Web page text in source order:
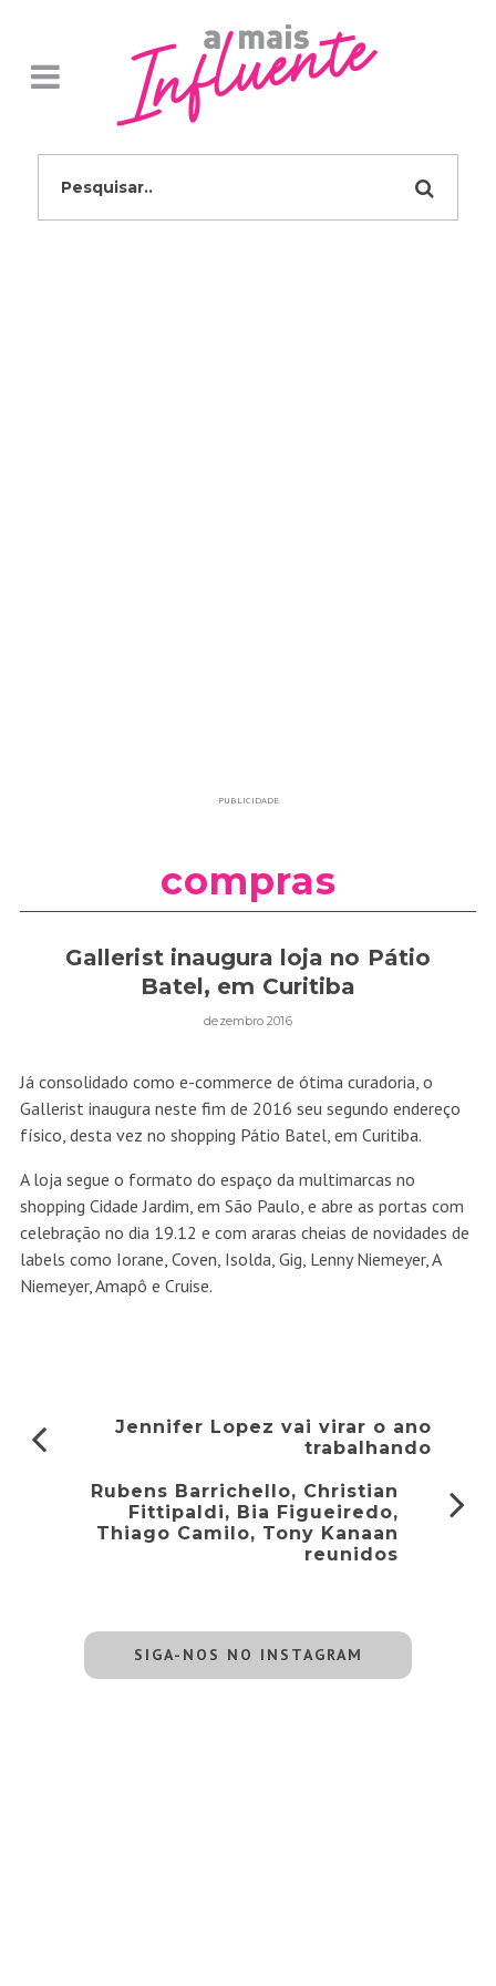
PUBLICIDADE
compras
Gallerist inaugura loja no Pátio
Batel, em Curitiba
dezembro 2016
Já consolidado como e-commerce de ótima curadoria, o
Gallerist inaugura neste fim de 2016 seu segundo endereço
físico, desta vez no shopping Pátio Batel, em Curitiba.
A loja segue o formato do espaço da multimarcas no
shopping Cidade Jardim, em São Paulo, e abre as portas com
celebração no dia 19.12 e com araras cheias de novidades de
labels como Iorane, Coven, Isolda, Gig, Lenny Niemeyer, A
Niemeyer, Amapô e Cruise.
Jennifer Lopez vai virar o ano
trabalhando
Rubens Barrichello, Christian
Fittipaldi, Bia Figueiredo,
Thiago Camilo, Tony Kanaan
reunidos
SIGA-NOS NO INSTAGRAM